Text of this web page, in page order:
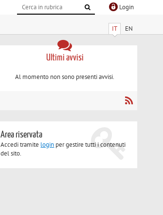
Login
IT EN
Ultimi avvisi
Al momento non sono presenti avvisi.
Area riservata
Accedi tramite login per gestire tutti i contenuti
del sito.